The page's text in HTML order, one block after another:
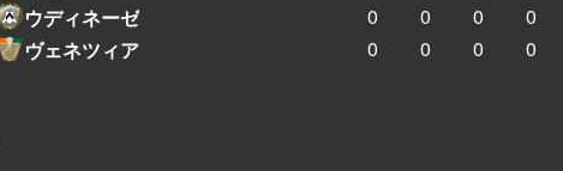
ウディネーゼ 0 0 0 0
ヴェネツィア 0 0 0 0